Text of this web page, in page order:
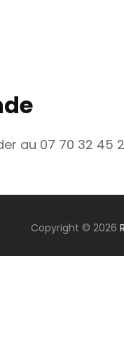
au 07 70 32 45
Copyright © 2026